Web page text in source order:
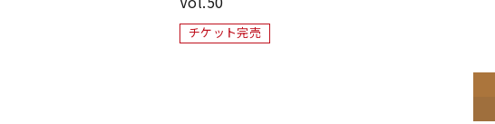
チケット完売